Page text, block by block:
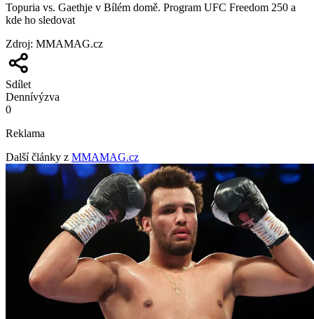
Topuria vs. Gaethje v Bílém domě. Program UFC Freedom 250 a
kde ho sledovat
Zdroj: MMAMAG.cz
Sdílet
Dennívýzva
0
Reklama
Další články z MMAMAG.cz